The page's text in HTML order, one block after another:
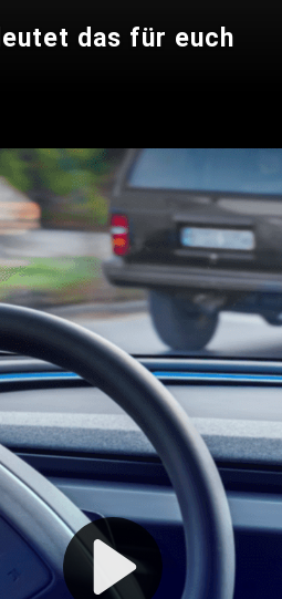
Play
Video
das für euch